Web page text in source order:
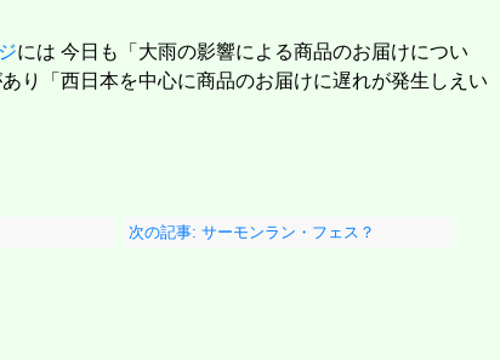
には 今日も「大雨の影響による商品のお届けについ
り「西日本を中心に商品のお届けに遅れが発生しえい
次の記事: サーモンラン・フェス？